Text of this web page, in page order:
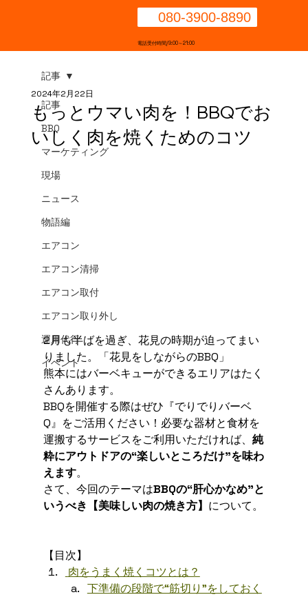
080-3900-8890
電話受付時間/9:00～21:00
記事
BBQ
マーケティング
現場
ニュース
物語編
エアコン
エアコン清掃
エアコン取付
エアコン取り外し
運用代行
イベント
記事
もっとウマい肉を！BBQでお
いしく肉を焼くためのコツ
2024年2月22日
2月も半ばを過ぎ、花見の時期が迫ってまい
りました。「花見をしながらのBBQ」
熊本にはバーベキューができるエリアはたく
さんあります。
BBQを開催する際はぜひ『でりでりバーベ
Q』をご活用ください！必要な器材と食材を
運搬するサービスをご利用いただければ、 純
粋にアウトドアの“楽しいところだけ”を味わ
えます。
さて、今回のテーマはBBQの“肝心かなめ”と
いうべき【美味しい肉の焼き方】 について。
【目次】
肉をうまく焼くコツとは？
下準備の段階で“筋切り”をしておく